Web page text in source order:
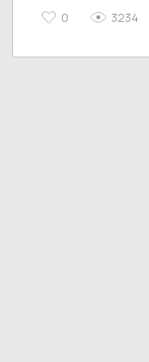
0 3234